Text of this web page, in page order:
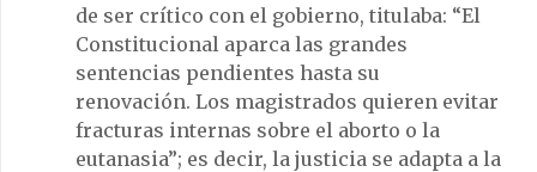
de ser crítico con el gobierno, titulaba: “El
Constitucional aparca las grandes
sentencias pendientes hasta su
renovación. Los magistrados quieren evitar
fracturas internas sobre el aborto o la
eutanasia”; es decir, la justicia se adapta a la